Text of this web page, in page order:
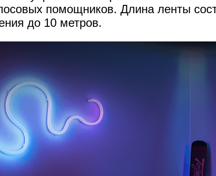
помощников. Длина ленты
до 10 метров.